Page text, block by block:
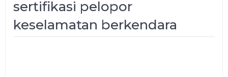
sertifikasi pelopor
keselamatan berkendara